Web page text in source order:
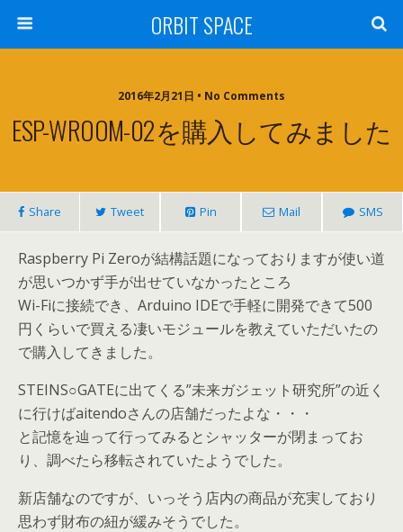
ORBIT SPACE
2016年2月21日 • No Comments
ESP-WROOM-02を購入してみました
Share Tweet Pin Mail SMS
Raspberry Pi Zeroが結構話題になっておりますが使い道
が思いつかず手が出せていなかったところ
Wi-Fiに接続でき、Arduino IDEで手軽に開発できて500
円くらいで買える凄いモジュールを教えていただいたの
で購入してきました。
STEINS○GATEに出てくる”未来ガジェット研究所”の近く
に行けばaitendoさんの店舗だったよな・・・
と記憶を辿って行ってみるとシャッターが閉まってお
り、調べたら移転されていたようでした。
新店舗なのですが、いっそう店内の商品が充実しており
思わず財布の紐が緩みそうでした。